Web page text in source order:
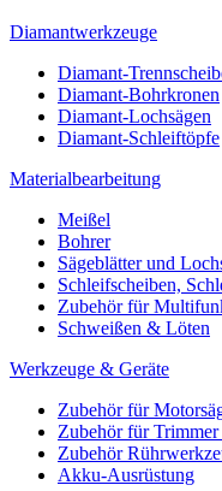
Diamantwerkzeuge
Diamant-
Diamant-Bohrkronen
Diamant-Lochsägen
Diamant-Schleiftöpfe
Materialbearbeitung
Meißel
Bohrer
Sägeblätter und
Schleifscheiben,
Zubehör für
Schweißen & Löten
Werkzeuge & Geräte
Zubehör für
Zubehör für
Zubehör
Akku-Ausrüstung